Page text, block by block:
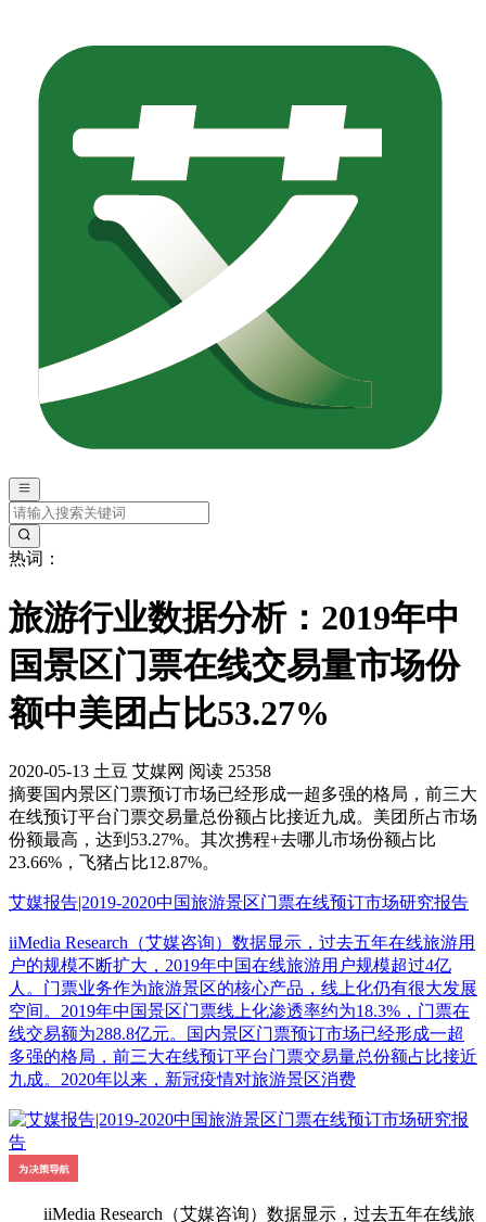
热词：
旅游行业数据分析：2019年中
国景区门票在线交易量市场份
额中美团占比53.27%
2020-05-13 土豆 艾媒网 阅读 25358
摘要国内景区门票预订市场已经形成一超多强的格局，前三大
在线预订平台门票交易量总份额占比接近九成。美团所占市场
份额最高，达到53.27%。其次携程+去哪儿市场份额占比
23.66%，飞猪占比12.87%。
艾媒报告|2019-2020中国旅游景区门票在线预订市场研究报告
iiMedia Research（艾媒咨询）数据显示，过去五年在线旅游用
户的规模不断扩大，2019年中国在线旅游用户规模超过4亿
人。门票业务作为旅游景区的核心产品，线上化仍有很大发展
空间。2019年中国景区门票线上化渗透率约为18.3%，门票在
线交易额为288.8亿元。国内景区门票预订市场已经形成一超
多强的格局，前三大在线预订平台门票交易量总份额占比接近
九成。2020年以来，新冠疫情对旅游景区消费
iiMedia Research（艾媒咨询）数据显示，过去五年在线旅